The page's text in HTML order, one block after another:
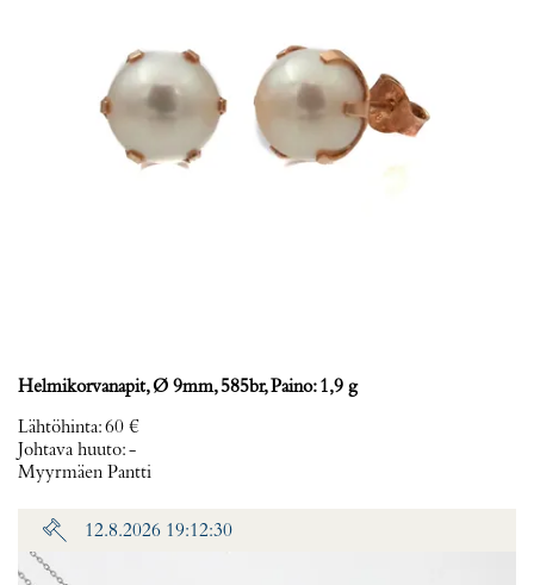
Helmikorvanapit, Ø 9mm, 585br, Paino: 1,9 g
Lähtöhinta:60 €
Johtava huuto:-
Myyrmäen Pantti
12.8.2026 19:12:30